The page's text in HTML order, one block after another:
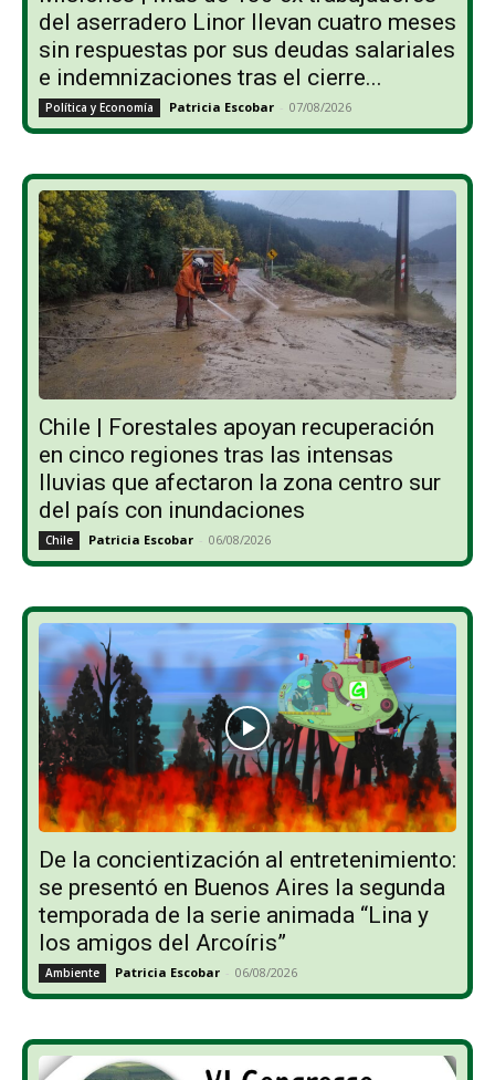
del aserradero Linor llevan cuatro meses
sin respuestas por sus deudas salariales
e indemnizaciones tras el cierre...
Política y Economía Patricia Escobar - 07/08/2026
Chile | Forestales apoyan recuperación
en cinco regiones tras las intensas
lluvias que afectaron la zona centro sur
del país con inundaciones
Chile Patricia Escobar - 06/08/2026
De la concientización al entretenimiento:
se presentó en Buenos Aires la segunda
temporada de la serie animada “Lina y
los amigos del Arcoíris”
Ambiente Patricia Escobar - 06/08/2026